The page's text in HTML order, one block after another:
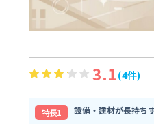
3.1 (4件)
特⻑1
設備・建材が長持ち